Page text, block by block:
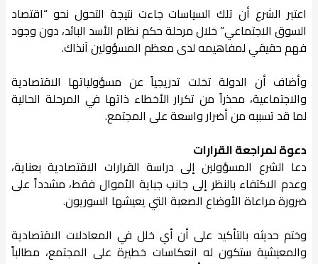
اعتبر الشرع أن تلك السياسات جاءت نتيجة التحول نحو “اقتصاد
السوق الاجتماعي” خلال مرحلة حكم نظام الأسد البائد، دون وجود
فهم حقيقي لمفاهيمه لدى معظم المسؤولين آنذاك.
وأضاف أن الدولة تخلت تدريجياً عن مسؤولياتها الاقتصادية
والاجتماعية، محذراً من تكرار الأخطاء ذاتها في المرحلة الحالية
لما قد تسببه من أضرار واسعة على المجتمع.
دعوة لمراجعة القرارات
دعا الشرع المسؤولين إلى دراسة القرارات الاقتصادية بعناية،
وعدم الاكتفاء بالنظر إلى جانب جباية الأموال فقط، مشدداً على
ضرورة مراعاة الأوضاع الصعبة التي يعيشها السوريون.
وختم حديثه بالتأكيد على أن أي خلل في المعادلات الاقتصادية
والمعيشية ستكون له انعكاسات خطيرة على المجتمع، مطالباً